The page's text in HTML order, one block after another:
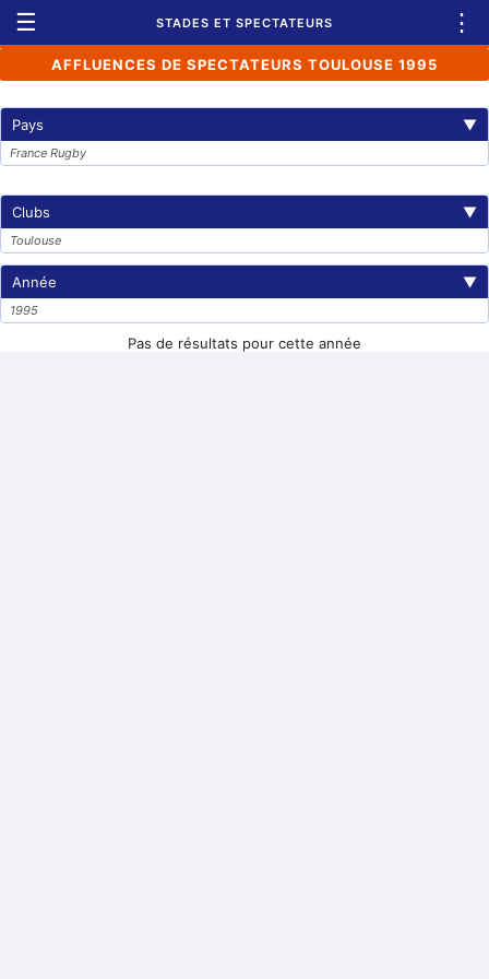
☰ STADES ET SPECTATEURS ⋮
AFFLUENCES DE SPECTATEURS TOULOUSE 1995
Pays ▼
France Rugby
Clubs ▼
Toulouse
Année ▼
1995
Pas de résultats pour cette année